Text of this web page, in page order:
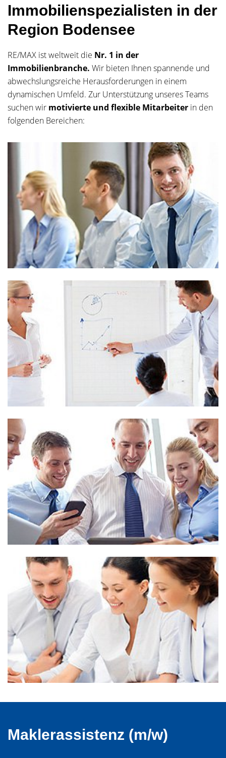
Immobilienspezialisten in der
Region Bodensee
RE/MAX ist weltweit die Nr. 1 in der
Immobilienbranche. Wir bieten Ihnen spannende und
abwechslungsreiche Herausforderungen in einem
dynamischen Umfeld. Zur Unterstützung unseres Teams
suchen wir motivierte und flexible Mitarbeiter in den
folgenden Bereichen:
Maklerassistenz (m/w)